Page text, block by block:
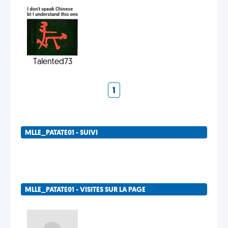
Talented73
1
MLLE_PATATE01 - SUIVI
MLLE_PATATE01 - VISITES SUR LA PAGE